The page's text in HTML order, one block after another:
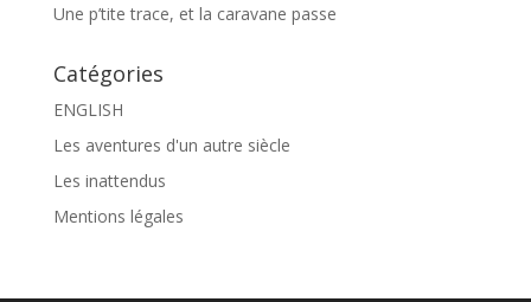
Une p’tite trace, et la caravane passe
Catégories
ENGLISH
Les aventures d'un autre siècle
Les inattendus
Mentions légales